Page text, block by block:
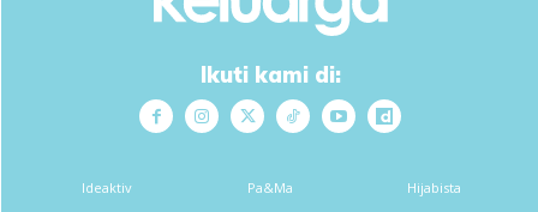
Ikuti kami di:
Ideaktiv Pa&Ma Hijabista